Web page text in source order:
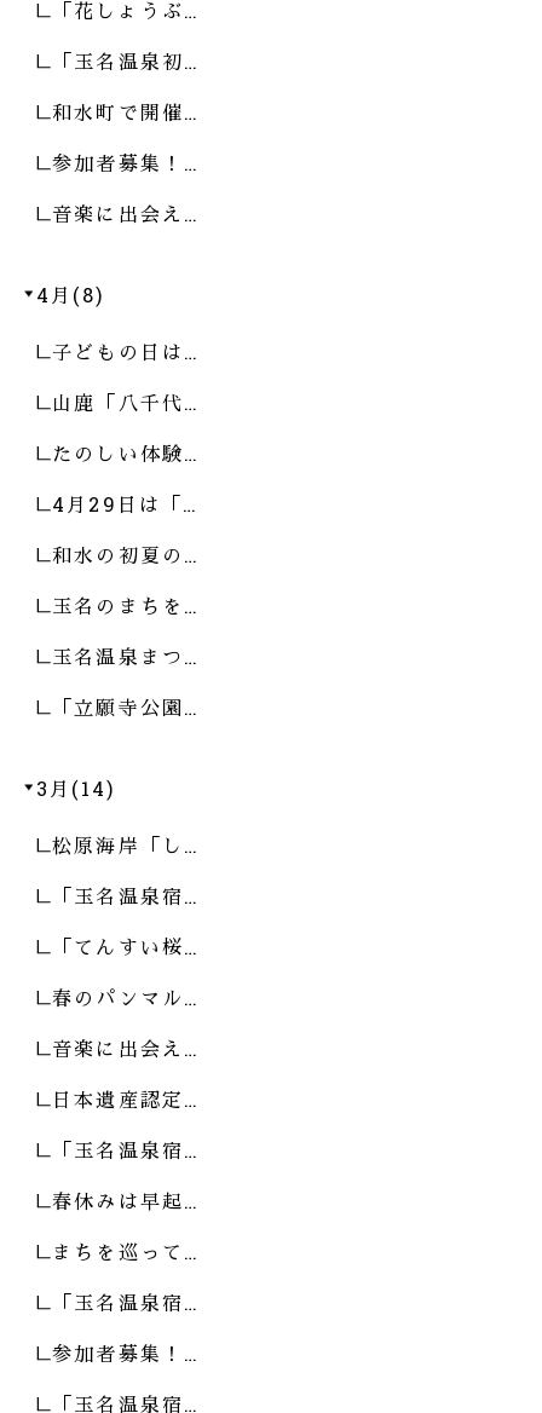
「花しょうぶ…
「玉名温泉初…
和水町で開催…
参加者募集！…
音楽に出会え…
4月(8)
子どもの日は…
山鹿「八千代…
たのしい体験…
4月29日は「…
和水の初夏の…
玉名のまちを…
玉名温泉まつ…
「立願寺公園…
3月(14)
松原海岸「し…
「玉名温泉宿…
「てんすい桜…
春のパンマル…
音楽に出会え…
日本遺産認定…
「玉名温泉宿…
春休みは早起…
まちを巡って…
「玉名温泉宿…
参加者募集！…
「玉名温泉宿…